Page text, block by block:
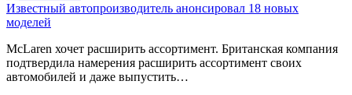
Известный автопроизводитель анонсировал 18 новых
моделей
McLaren хочет расширить ассортимент. Британская компания
подтвердила намерения расширить ассортимент своих
автомобилей и даже выпустить…